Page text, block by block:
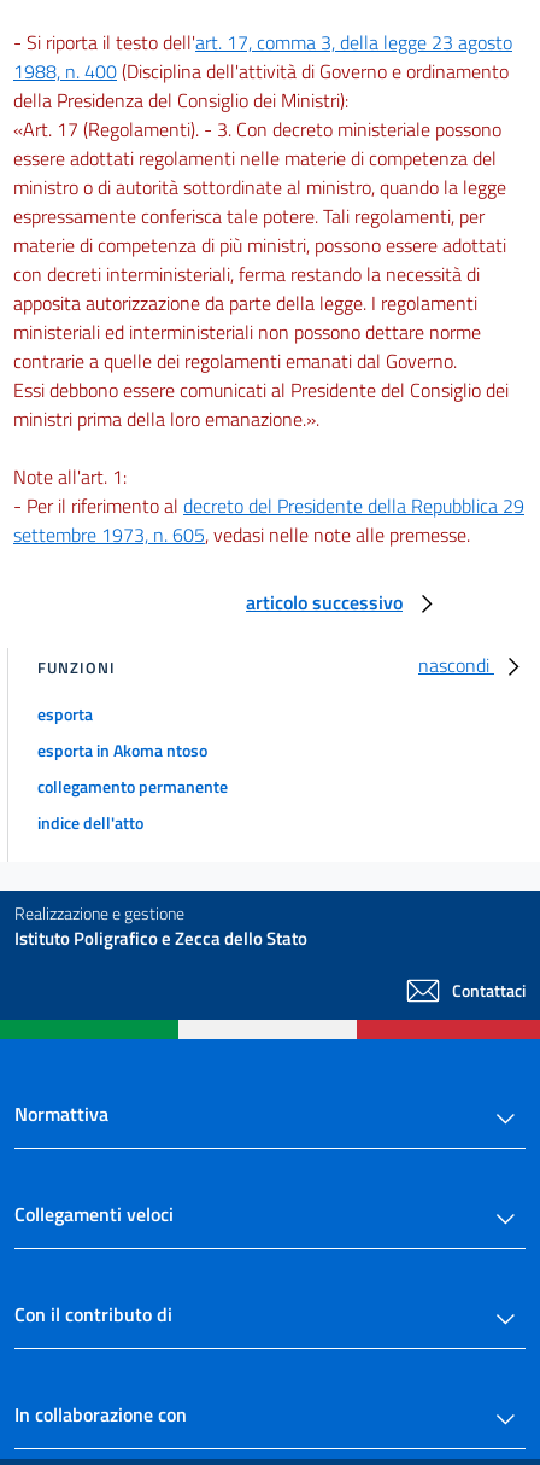
- Si riporta il testo dell'art. 17, comma 3, della legge 23 agosto
1988, n. 400(Disciplina dell'attività di Governo e ordinamento
della Presidenza del Consiglio dei Ministri):
«Art. 17 (Regolamenti). - 3. Con decreto ministeriale possono
essere adottati regolamenti nelle materie di competenza del
ministro o di autorità sottordinate al ministro, quando la legge
espressamente conferisca tale potere. Tali regolamenti, per
materie di competenza di più ministri, possono essere adottati
con decreti interministeriali, ferma restando la necessità di
apposita autorizzazione da parte della legge. I regolamenti
ministeriali ed interministeriali non possono dettare norme
contrarie a quelle dei regolamenti emanati dal Governo.
Essi debbono essere comunicati al Presidente del Consiglio dei
ministri prima della loro emanazione.».
Note all'art. 1:
- Per il riferimento al decreto del Presidente della Repubblica 29
settembre 1973, n. 605, vedasi nelle note alle premesse.
articolo successivo
nascondi
FUNZIONI
esporta
esporta in Akoma ntoso
collegamento permanente
indice dell'atto
Realizzazione e gestione
Istituto Poligrafico e Zecca dello Stato
Contattaci
Normattiva
Collegamenti veloci
Con il contributo di
In collaborazione con